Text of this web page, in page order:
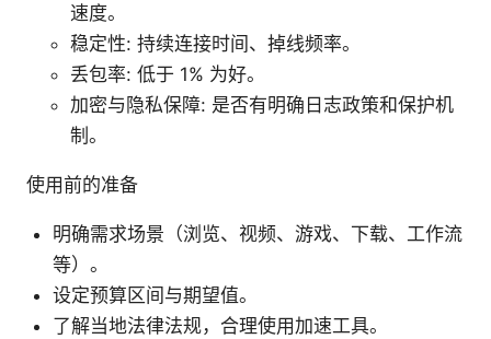
速度。
稳定性: 持续连接时间、掉线频率。
丢包率: 低于 1% 为好。
加密与隐私保障: 是否有明确日志政策和保护机
制。
使用前的准备
明确需求场景（浏览、视频、游戏、下载、工作流
等）。
设定预算区间与期望值。
了解当地法律法规，合理使用加速工具。